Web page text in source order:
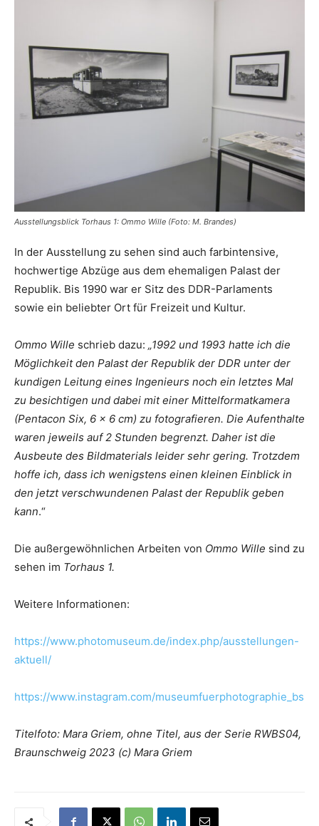
Ausstellungsblick Torhaus 1: Ommo Wille (Foto: M. Brandes)
In der Ausstellung zu sehen sind auch farbintensive,
hochwertige Abzüge aus dem ehemaligen Palast der
Republik. Bis 1990 war er Sitz des DDR-Parlaments
sowie ein beliebter Ort für Freizeit und Kultur.
Ommo Wille schrieb dazu: „1992 und 1993 hatte ich die
Möglichkeit den Palast der Republik der DDR unter der
kundigen Leitung eines Ingenieurs noch ein letztes Mal
zu besichtigen und dabei mit einer Mittelformatkamera
(Pentacon Six, 6 x 6 cm) zu fotografieren. Die Aufenthalte
waren jeweils auf 2 Stunden begrenzt. Daher ist die
Ausbeute des Bildmaterials leider sehr gering. Trotzdem
hoffe ich, dass ich wenigstens einen kleinen Einblick in
den jetzt verschwundenen Palast der Republik geben
kann.“
Die außergewöhnlichen Arbeiten von Ommo Wille sind zu
sehen im Torhaus 1.
Weitere Informationen:
https://www.photomuseum.de/index.php/ausstellungen-
aktuell/
https://www.instagram.com/museumfuerphotographie_bs
Titelfoto: Mara Griem, ohne Titel, aus der Serie RWBS04,
Braunschweig 2023 (c) Mara Griem